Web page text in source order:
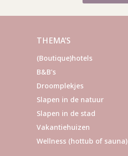
THEMA’S
(Boutique)hotels
B&B's
Droomplekjes
Slapen in de natuur
Slapen in de stad
Vakantiehuizen
Wellness (hottub of sauna)